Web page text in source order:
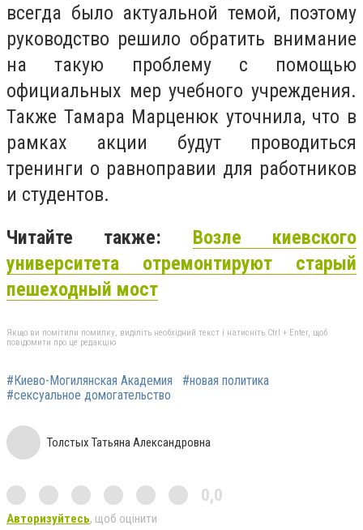
всегда было актуальной темой, поэтому
руководство решило обратить внимание
на такую проблему с помощью
официальных мер учебного учреждения.
Также Тамара Марценюк уточнила, что в
рамках акции будут проводиться
тренинги о равноправии для работников
и студентов.
Читайте также: Возле киевского
университета отремонтируют старый
пешеходный мост
Якщо ви помітили помилку, виділіть необхідний текст і натисніть Ctrl + Enter, щоб
повідомити про це редакцію
#Киево-Могилянская Академия
#новая политика
#сексуальное домогательство
Толстых Татьяна Александровна
0,0
Авторизуйтесь, щоб оцінити